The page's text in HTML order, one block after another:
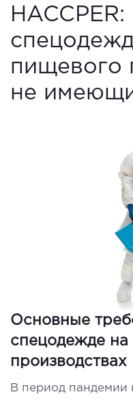
пищевого
не
Основные
спецодежде
производствах
В период пандемии